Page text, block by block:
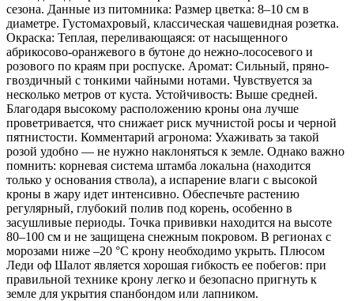
сезона. Данные из питомника: Размер цветка: 8–10 см в
диаметре. Густомахровый, классическая чашевидная розетка.
Окраска: Теплая, переливающаяся: от насыщенного
абрикосово-оранжевого в бутоне до нежно-лососевого и
розового по краям при роспуске. Аромат: Сильный, пряно-
гвоздичный с тонкими чайными нотами. Чувствуется за
несколько метров от куста. Устойчивость: Выше средней.
Благодаря высокому расположению кроны она лучше
проветривается, что снижает риск мучнистой росы и черной
пятнистости. Комментарий агронома: Ухаживать за такой
розой удобно — не нужно наклоняться к земле. Однако важно
помнить: корневая система штамба локальна (находится
только у основания ствола), а испарение влаги с высокой
кроны в жару идет интенсивно. Обеспечьте растению
регулярный, глубокий полив под корень, особенно в
засушливые периоды. Точка прививки находится на высоте
80–100 см и не защищена снежным покровом. В регионах с
морозами ниже –20 °C крону необходимо укрыть. Плюсом
Леди оф Шалот является хорошая гибкость ее побегов: при
правильной технике крону легко и безопасно пригнуть к
земле для укрытия спанбондом или лапником.